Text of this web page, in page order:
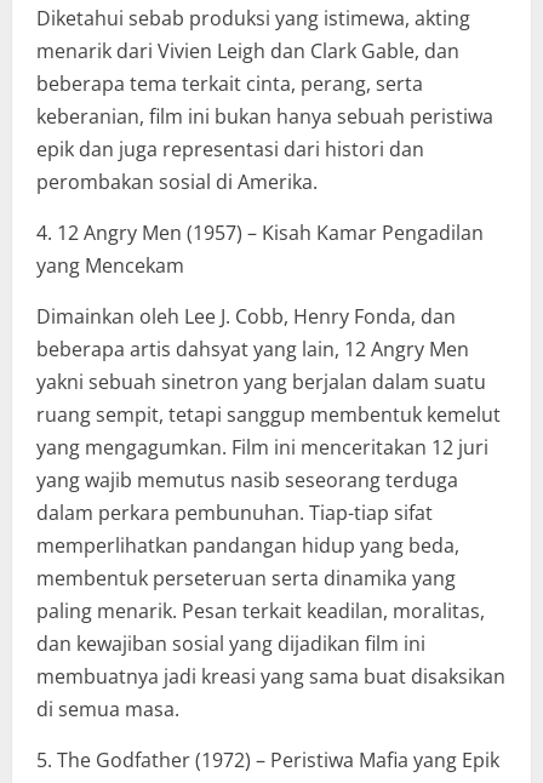
Diketahui sebab produksi yang istimewa, akting
menarik dari Vivien Leigh dan Clark Gable, dan
beberapa tema terkait cinta, perang, serta
keberanian, film ini bukan hanya sebuah peristiwa
epik dan juga representasi dari histori dan
perombakan sosial di Amerika.
4. 12 Angry Men (1957) – Kisah Kamar Pengadilan
yang Mencekam
Dimainkan oleh Lee J. Cobb, Henry Fonda, dan
beberapa artis dahsyat yang lain, 12 Angry Men
yakni sebuah sinetron yang berjalan dalam suatu
ruang sempit, tetapi sanggup membentuk kemelut
yang mengagumkan. Film ini menceritakan 12 juri
yang wajib memutus nasib seseorang terduga
dalam perkara pembunuhan. Tiap-tiap sifat
memperlihatkan pandangan hidup yang beda,
membentuk perseteruan serta dinamika yang
paling menarik. Pesan terkait keadilan, moralitas,
dan kewajiban sosial yang dijadikan film ini
membuatnya jadi kreasi yang sama buat disaksikan
di semua masa.
5. The Godfather (1972) – Peristiwa Mafia yang Epik